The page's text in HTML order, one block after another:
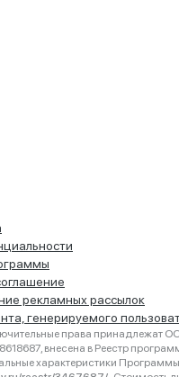
рекламных рассылок
генерируемого
права принадлежат
внесена в Реестр
характеристики